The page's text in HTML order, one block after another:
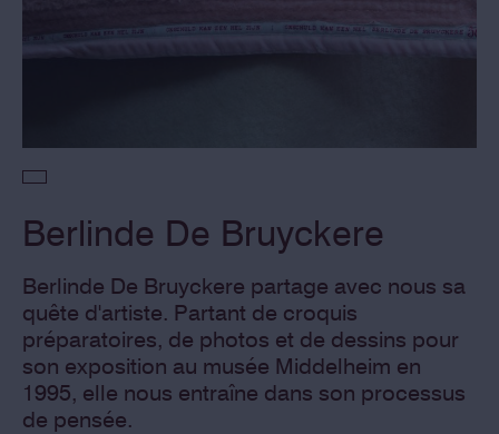
Berlinde De Bruyckere
Berlinde De Bruyckere partage avec nous sa
quête d'artiste. Partant de croquis
préparatoires, de photos et de dessins pour
son exposition au musée Middelheim en
1995, elle nous entraîne dans son processus
de pensée.